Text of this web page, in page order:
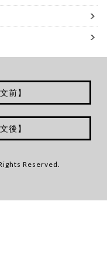
前】
後】
Reserved.